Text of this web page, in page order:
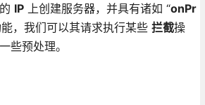
IP上创建服务器，并具有诸如 “onPr
，我们可以其请求执行某些 拦截操
些预处理。